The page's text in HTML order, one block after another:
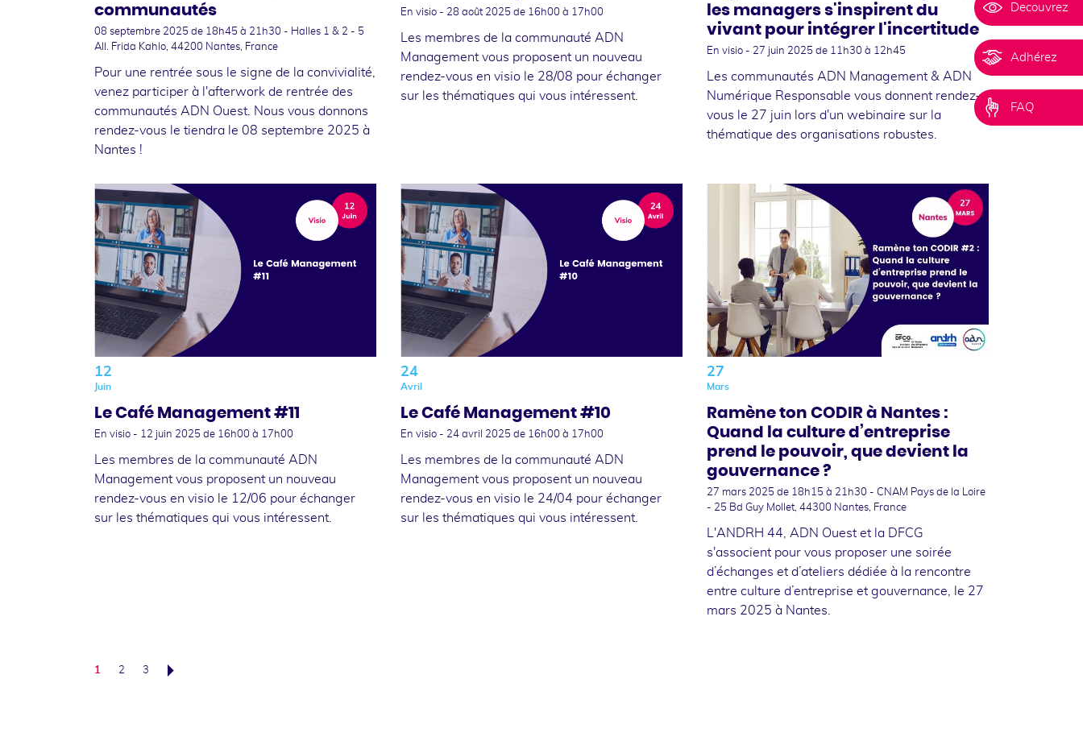
communautés
08 septembre 2025 de 18h45 à 21h30 - Halles 1 & 2 - 5
All. Frida Kahlo, 44200 Nantes, France
Pour une rentrée sous le signe de la convivialité,
venez participer à l'afterwork de rentrée des
communautés ADN Ouest. Nous vous donnons
rendez-vous le tiendra le 08 septembre 2025 à
Nantes !
En visio - 28 août 2025 de 16h00 à 17h00
Les membres de la communauté ADN
Management vous proposent un nouveau
rendez-vous en visio le 28/08 pour échanger
sur les thématiques qui vous intéressent.
les managers s'inspirent du
vivant pour intégrer l'incertitude
En visio - 27 juin 2025 de 11h30 à 12h45
Les communautés ADN Management & ADN
Numérique Responsable vous donnent rendez-
vous le 27 juin lors d'un webinaire sur la
thématique des organisations robustes.
12
Juin
Le Café Management #11
En visio - 12 juin 2025 de 16h00 à 17h00
Les membres de la communauté ADN
Management vous proposent un nouveau
rendez-vous en visio le 12/06 pour échanger
sur les thématiques qui vous intéressent.
24
Avril
Le Café Management #10
En visio - 24 avril 2025 de 16h00 à 17h00
Les membres de la communauté ADN
Management vous proposent un nouveau
rendez-vous en visio le 24/04 pour échanger
sur les thématiques qui vous intéressent.
27
Mars
Ramène ton CODIR à Nantes :
Quand la culture d’entreprise
prend le pouvoir, que devient la
gouvernance ?
27 mars 2025 de 18h15 à 21h30 - CNAM Pays de la Loire
- 25 Bd Guy Mollet, 44300 Nantes, France
L'ANDRH 44, ADN Ouest et la DFCG
s'associent pour vous proposer une soirée
d’échanges et d’ateliers dédiée à la rencontre
entre culture d’entreprise et gouvernance, le 27
mars 2025 à Nantes.
1 2 3
Decouvrez
Adhérez
FAQ